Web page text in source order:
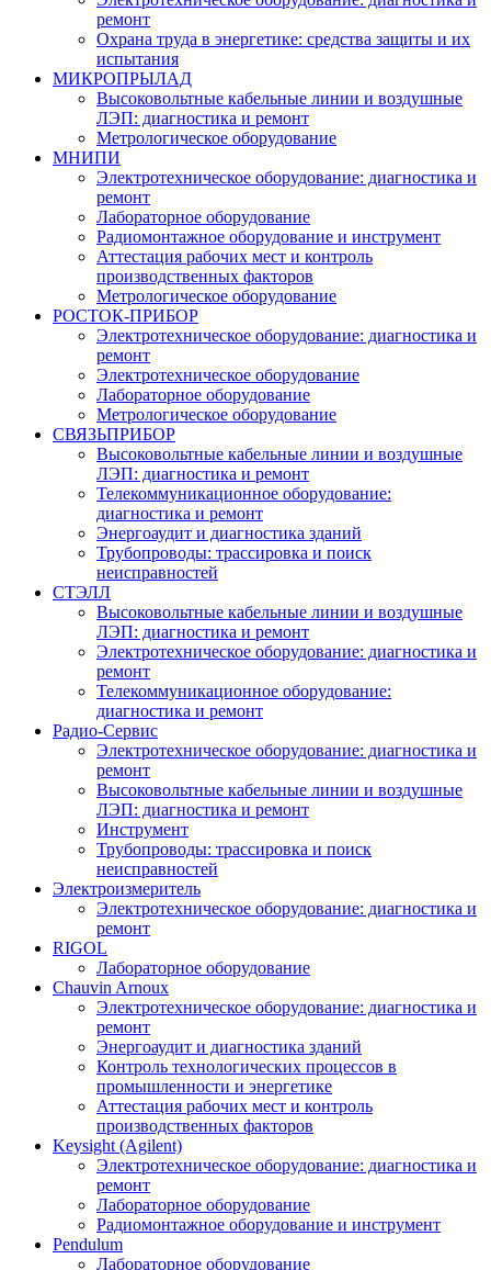
ремонт
Охрана труда в энергетике: средства защиты и их
испытания
МИКРОПРЫЛАД
Высоковольтные кабельные линии и воздушные
ЛЭП: диагностика и ремонт
Метрологическое оборудование
МНИПИ
Электротехническое оборудование: диагностика и
ремонт
Лабораторное оборудование
Радиомонтажное оборудование и инструмент
Аттестация рабочих мест и контроль
производственных факторов
Метрологическое оборудование
РОСТОК-ПРИБОР
Электротехническое оборудование: диагностика и
ремонт
Электротехническое оборудование
Лабораторное оборудование
Метрологическое оборудование
СВЯЗЬПРИБОР
Высоковольтные кабельные линии и воздушные
ЛЭП: диагностика и ремонт
Телекоммуникационное оборудование:
диагностика и ремонт
Энергоаудит и диагностика зданий
Трубопроводы: трассировка и поиск
неисправностей
СТЭЛЛ
Высоковольтные кабельные линии и воздушные
ЛЭП: диагностика и ремонт
Электротехническое оборудование: диагностика и
ремонт
Телекоммуникационное оборудование:
диагностика и ремонт
Радио-Cервис
Электротехническое оборудование: диагностика и
ремонт
Высоковольтные кабельные линии и воздушные
ЛЭП: диагностика и ремонт
Инструмент
Трубопроводы: трассировка и поиск
неисправностей
Электроизмеритель
Электротехническое оборудование: диагностика и
ремонт
RIGOL
Лабораторное оборудование
Chauvin Arnoux
Электротехническое оборудование: диагностика и
ремонт
Энергоаудит и диагностика зданий
Контроль технологических процессов в
промышленности и энергетике
Аттестация рабочих мест и контроль
производственных факторов
Keysight (Agilent)
Электротехническое оборудование: диагностика и
ремонт
Лабораторное оборудование
Радиомонтажное оборудование и инструмент
Pendulum
Лабораторное оборудование